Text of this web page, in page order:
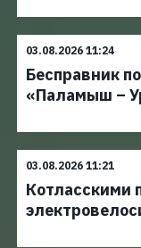
03.08.2026 11:24
Бесправник
«Паламыш –
03.08.2026 11:21
Котласскими